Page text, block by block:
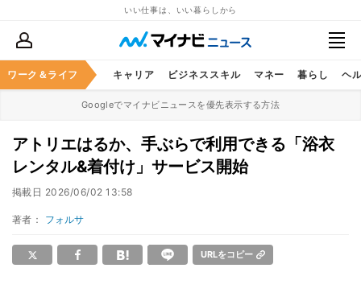
いい仕事は、いい暮らしから
ワーク＆ライフ キャリア ビジネススキル マネー 暮らし ヘ
Googleでマイナビニュースを優先表示する方法
アトリエはるか、手ぶらで利用できる「浴衣
レンタル&着付け」サービス開始
掲載日 2026/06/02 13:58
著者： フォルサ
URLをコピー